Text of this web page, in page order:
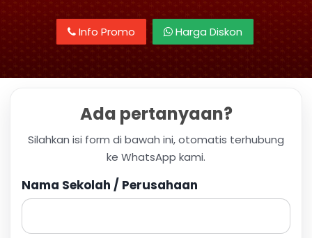
Info Promo Harga Diskon
Ada pertanyaan?
Silahkan isi form di bawah ini, otomatis terhubung
ke WhatsApp kami.
Nama Sekolah / Perusahaan